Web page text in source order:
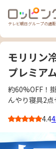
テレビ朝日グループの通
モリリン
プレミア
約60%OFF！
んやり寝具2点
4.4